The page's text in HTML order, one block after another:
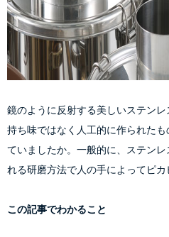
鏡のように反射する美しいステン
持ち味ではなく人工的に作られた
ていましたか。一般的に、ステン
この記事でわかること